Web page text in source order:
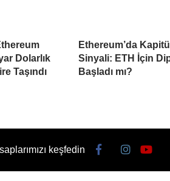
Dolarlık
Taşındı
Ethereum’da
Sinyali: ETH İçin
Başladı mı?
keşfedin